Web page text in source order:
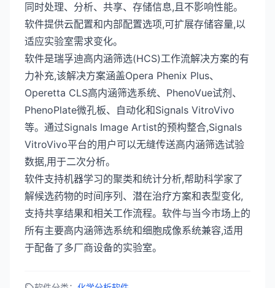
同时处理、分析、共享、存储信息,且不影响性能。
软件提供云配置和内部配置选项,可扩展存储容量,以
适应实验室需求变化。
软件是瑞孚迪高内涵筛选(HCS)工作流解决方案的有
力补充,该解决方案涵盖Opera Phenix Plus、
Operetta CLS高内涵筛选系统、PhenoVue试剂、
PhenoPlate微孔板、自动化和Signals VitroVivo
等。通过Signals Image Artist的预构整合,Signals
VitroVivo平台的用户可以无缝传送高内涵筛选试验
数据,用于二次分析。
软件支持机器学习的聚类和统计分析,帮助科学家了
解候选药物的时间序列、潜在治疗方案和表型变化,
支持共享结果和相关工作流程。软件与当今市场上的
所有主要高内涵筛选系统和细胞成像系统兼容,适用
于配备了多厂商设备的实验室。